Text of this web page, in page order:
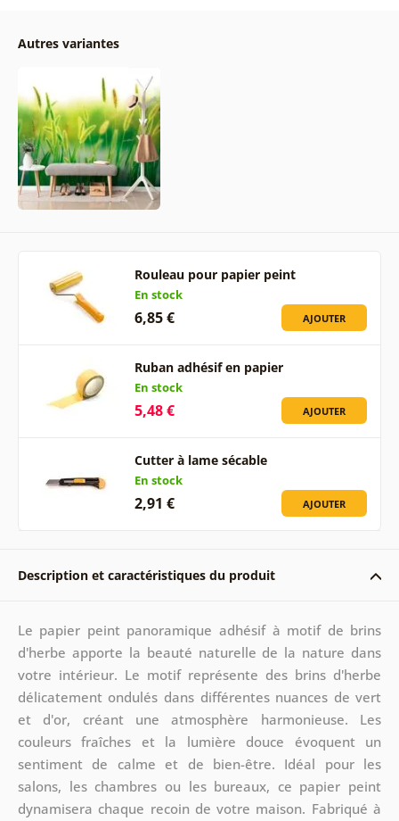
Autres variantes
Rouleau pour papier peint
En stock
6,85 € AJOUTER
Ruban adhésif en papier
En stock
5,48 € AJOUTER
Cutter à lame sécable
En stock
2,91 € AJOUTER
Description et caractéristiques du produit
Le papier peint panoramique adhésif à motif de brins
d'herbe apporte la beauté naturelle de la nature dans
votre intérieur. Le motif représente des brins d'herbe
délicatement ondulés dans différentes nuances de vert
et d'or, créant une atmosphère harmonieuse. Les
couleurs fraîches et la lumière douce évoquent un
sentiment de calme et de bien-être. Idéal pour les
salons, les chambres ou les bureaux, ce papier peint
dynamisera chaque recoin de votre maison. Fabriqué à